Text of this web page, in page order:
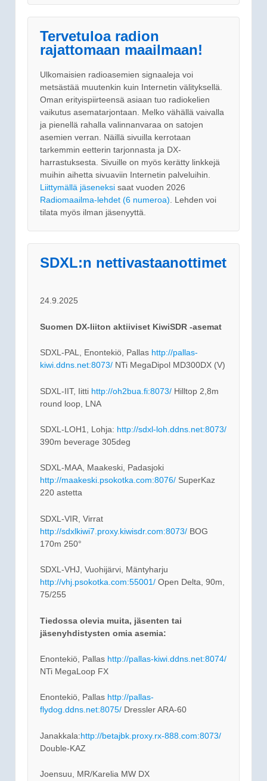
Tervetuloa radion
rajattomaan maailmaan!
Ulkomaisien radioasemien signaaleja voi
metsästää muutenkin kuin Internetin välityksellä.
Oman erityispiirteensä asiaan tuo radiokelien
vaikutus asematarjontaan. Melko vähällä vaivalla
ja pienellä rahalla valinnanvaraa on satojen
asemien verran. Näillä sivuilla kerrotaan
tarkemmin eetterin tarjonnasta ja DX-
harrastuksesta. Sivuille on myös kerätty linkkejä
muihin aihetta sivuaviin Internetin palveluihin.
Liittymällä jäseneksi saat vuoden 2026
Radiomaailma-lehdet (6 numeroa) . Lehden voi
tilata myös ilman jäsenyyttä.
SDXL:n nettivastaanottimet
24.9.2025
Suomen DX-liiton aktiiviset KiwiSDR -asemat
SDXL-PAL, Enontekiö, Pallas http://pallas-
kiwi.ddns.net:8073/ NTi MegaDipol MD300DX (V)
SDXL-IIT, Iitti http://oh2bua.fi:8073/ Hilltop 2,8m
round loop, LNA
SDXL-LOH1, Lohja: http://sdxl-loh.ddns.net:8073/
390m beverage 305deg
SDXL-MAA, Maakeski, Padasjoki
http://maakeski.psokotka.com:8076/ SuperKaz
220 astetta
SDXL-VIR, Virrat
http://sdxlkiwi7.proxy.kiwisdr.com:8073/ BOG
170m 250°
SDXL-VHJ, Vuohijärvi, Mäntyharju
http://vhj.psokotka.com:55001/ Open Delta, 90m,
75/255
Tiedossa olevia muita, jäsenten tai
jäsenyhdistysten omia asemia:
Enontekiö, Pallas http://pallas-kiwi.ddns.net:8074/
NTi MegaLoop FX
Enontekiö, Pallas http://pallas-
flydog.ddns.net:8075/ Dressler ARA-60
Janakkala:http://betajbk.proxy.rx-888.com:8073/
Double-KAZ
Joensuu, MR/Karelia MW DX